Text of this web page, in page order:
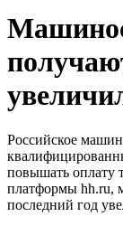
Российское
повышать оплату
платформы hh.ru,
последний год